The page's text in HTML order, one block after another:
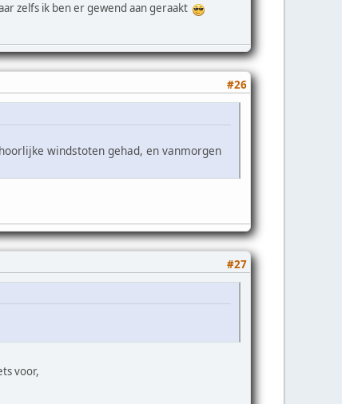
zelfs ik ben er gewend aan geraakt
#26
windstoten gehad, en vanmorgen
#27
voor,